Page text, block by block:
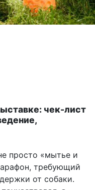
чек-лист
просто «мытье и
требующий
от собаки.